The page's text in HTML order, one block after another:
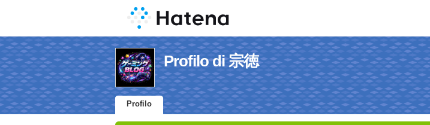
Profilo di 宗徳
Profilo